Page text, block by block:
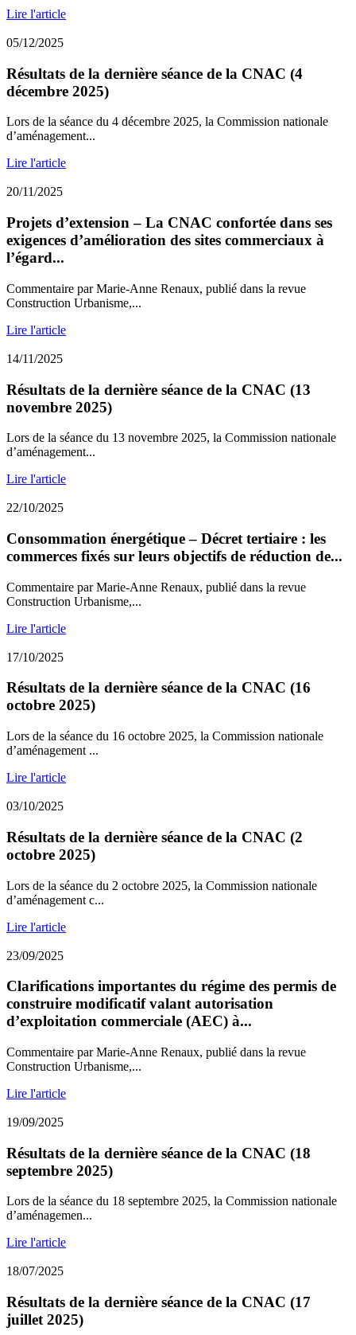
Lire l'article
05/12/2025
Résultats de la dernière séance de la CNAC (4
décembre 2025)
Lors de la séance du 4 décembre 2025, la Commission nationale
d’aménagement...
Lire l'article
20/11/2025
Projets d’extension – La CNAC confortée dans ses
exigences d’amélioration des sites commerciaux à
l’égard...
Commentaire par Marie-Anne Renaux, publié dans la revue
Construction Urbanisme,...
Lire l'article
14/11/2025
Résultats de la dernière séance de la CNAC (13
novembre 2025)
Lors de la séance du 13 novembre 2025, la Commission nationale
d’aménagement...
Lire l'article
22/10/2025
Consommation énergétique – Décret tertiaire : les
commerces fixés sur leurs objectifs de réduction de...
Commentaire par Marie-Anne Renaux, publié dans la revue
Construction Urbanisme,...
Lire l'article
17/10/2025
Résultats de la dernière séance de la CNAC (16
octobre 2025)
Lors de la séance du 16 octobre 2025, la Commission nationale
d’aménagement ...
Lire l'article
03/10/2025
Résultats de la dernière séance de la CNAC (2
octobre 2025)
Lors de la séance du 2 octobre 2025, la Commission nationale
d’aménagement c...
Lire l'article
23/09/2025
Clarifications importantes du régime des permis de
construire modificatif valant autorisation
d’exploitation commerciale (AEC) à...
Commentaire par Marie-Anne Renaux, publié dans la revue
Construction Urbanisme,...
Lire l'article
19/09/2025
Résultats de la dernière séance de la CNAC (18
septembre 2025)
Lors de la séance du 18 septembre 2025, la Commission nationale
d’aménagemen...
Lire l'article
18/07/2025
Résultats de la dernière séance de la CNAC (17
juillet 2025)